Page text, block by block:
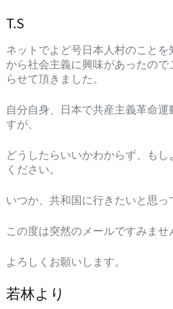
T.S
ネットでよど号日本人村のことを
から社会主義に興味があったので
らせて頂きました。
自分自身、日本で共産主義革命
すが、
どうしたらいいかわからず、も
ください。
いつか、共和国に行きたいと思っ
この度は突然のメールですみませ
よろしくお願いします。
若林より